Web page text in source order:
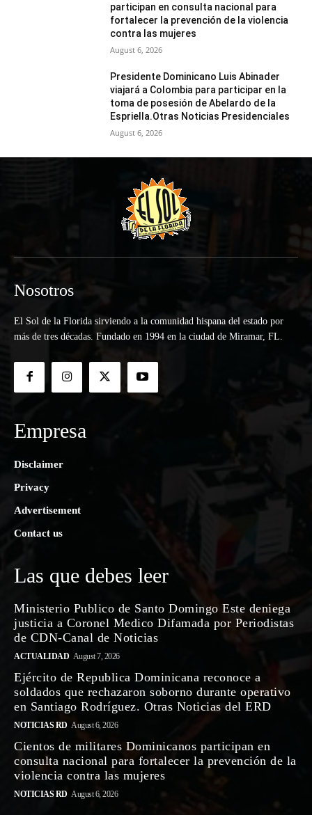
participan en consulta nacional para
fortalecer la prevención de la violencia
contra las mujeres
August 6, 2026
Presidente Dominicano Luis Abinader
viajará a Colombia para participar en la
toma de posesión de Abelardo de la
Espriella.Otras Noticias Presidenciales
August 6, 2026
Nosotros
El Sol de la Florida sirviendo a la comunidad hispana del estado por
más de tres décadas. Fundado en 1994 en la ciudad de Miramar, FL.
Empresa
Disclaimer
Privacy
Advertisement
Contact us
Las que debes leer
Ministerio Publico de Santo Domingo Este deniega
justicia a Coronel Medico Difamada por Periodistas
de CDN-Canal de Noticias
ACTUALIDAD August 7, 2026
Ejército de Republica Dominicana reconoce a
soldados que rechazaron soborno durante operativo
en Santiago Rodríguez. Otras Noticias del ERD
NOTICIAS RD August 6, 2026
Cientos de militares Dominicanos participan en
consulta nacional para fortalecer la prevención de la
violencia contra las mujeres
NOTICIAS RD August 6, 2026